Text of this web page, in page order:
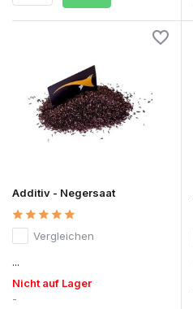
Additiv - Negersaat
Vergleichen
...
Nicht auf Lager
-